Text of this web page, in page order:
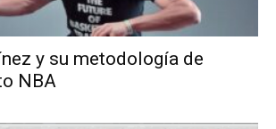
y su metodología de
NBA